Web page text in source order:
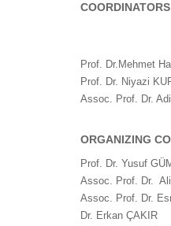
Prof. Dr.Mehmet
Prof. Dr. Niyazi
Assoc. Prof. Dr.
ORGANIZING
Prof. Dr. Yusuf
Assoc. Prof. Dr.
Assoc. Prof. Dr.
Dr. Erkan ÇAKIR